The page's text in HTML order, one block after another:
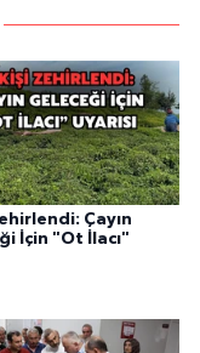
Çayın
İçin "Ot İlacı"